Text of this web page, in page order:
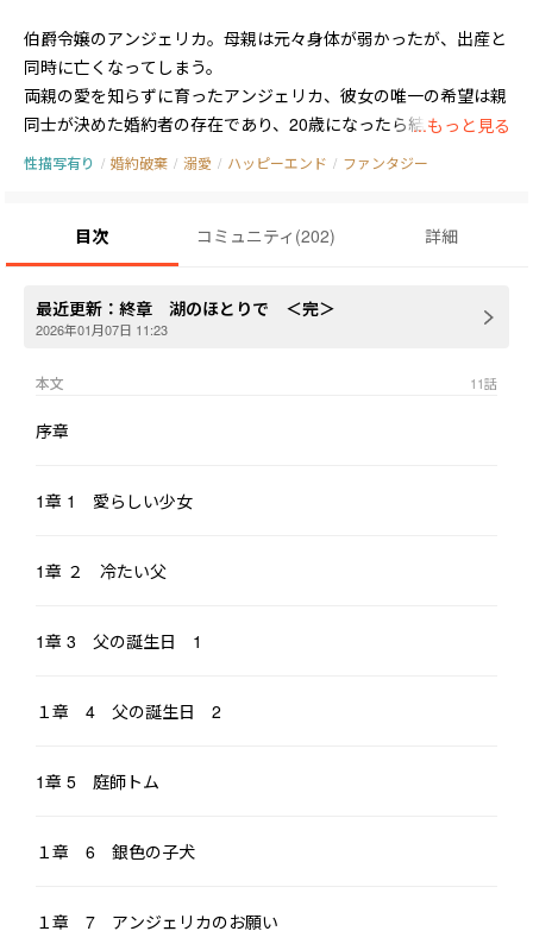
伯爵令嬢のアンジェリカ。母親は元々身体が弱かったが、出産と
同時に亡くなってしまう。
両親の愛を知らずに育ったアンジェリカ、彼女の唯一の希望は親
同士が決めた婚約者の存在であり、20歳になったら結婚する約束
になっていた。
リカは新しく出来た家族に喜ぶも義母は冷たく、義妹は性悪でヒ
ロインの物を何でも欲しがる娘だった。挙句に婚約者にまで手を
出して妊娠してしまう。
子供が嫌いな義妹と、世間体を気にする家族と元婚約者にとっ
アンジェリカが浮気して出来た子供として育てさせようと決め
「お前は何一つ取り柄が無いのだから、せめて美しい妹の役に立
って生きてきたアンジェリカはその要求をのむことにした。
...もっと見る
性描写有り / 婚約破棄 / 溺愛 / ハッピーエンド / ファンタジー
目次 コミュニティ (202) 詳細
最近更新： 終章 湖のほとりで ＜完＞
2026年01月07日 11:23
本文 11話
序章
1章 1 愛らしい少女
1章 ２ 冷たい父
1章 3 父の誕生日 1
１章 4 父の誕生日 2
1章 5 庭師トム
１章 6 銀色の子犬
１章 7 アンジェリカのお願い